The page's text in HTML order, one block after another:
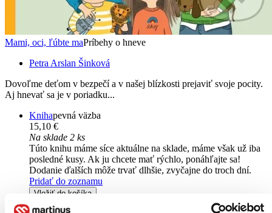
Mami, oci, ľúbte maPríbehy o hneve
Petra Arslan Šinková
Dovoľme deťom v bezpečí a v našej blízkosti prejaviť svoje pocity.
Aj hnevať sa je v poriadku...
Knihapevná väzba
15,10 €
Na sklade 2 ks
Túto knihu máme síce aktuálne na sklade, máme však už iba
posledné kusy. Ak ju chcete mať rýchlo, ponáhľajte sa!
Dodanie ďalších môže trvať dlhšie, zvyčajne do troch dní.
Pridať do zoznamu
Vložiť do košíka